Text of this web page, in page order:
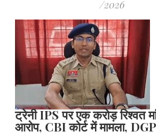
/2026
ट्रेनी IPS पर एक करोड़ रिश्वत
आरोप, CBI कोर्ट में मामला,